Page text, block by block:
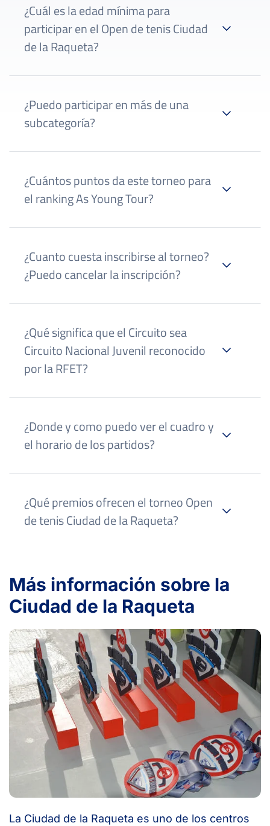
IBP Tenis
¿Cuál es la edad mínima para
participar en el Open de tenis Ciudad
de la Raqueta?
¿Puedo participar en más de una
subcategoría?
¿Cuántos puntos da este torneo para
el ranking As Young Tour?
Campeón: 500 puntos
Finalista: 250 puntos
Semifinalista: 150 puntos
Octavofinalista: 40 puntos
¿Cuanto cuesta inscribirse al torneo?
¿Puedo cancelar la inscripción?
circuitoasyoungtour@ibptenis.es
¿Qué significa que el Circuito sea
Circuito Nacional Juvenil reconocido
por la RFET?
¿Donde y como puedo ver el cuadro y
el horario de los partidos?
¿Qué premios ofrecen el torneo Open
de tenis Ciudad de la Raqueta?
Más información sobre la
Ciudad de la Raqueta
La Ciudad de la Raqueta es uno de los centros